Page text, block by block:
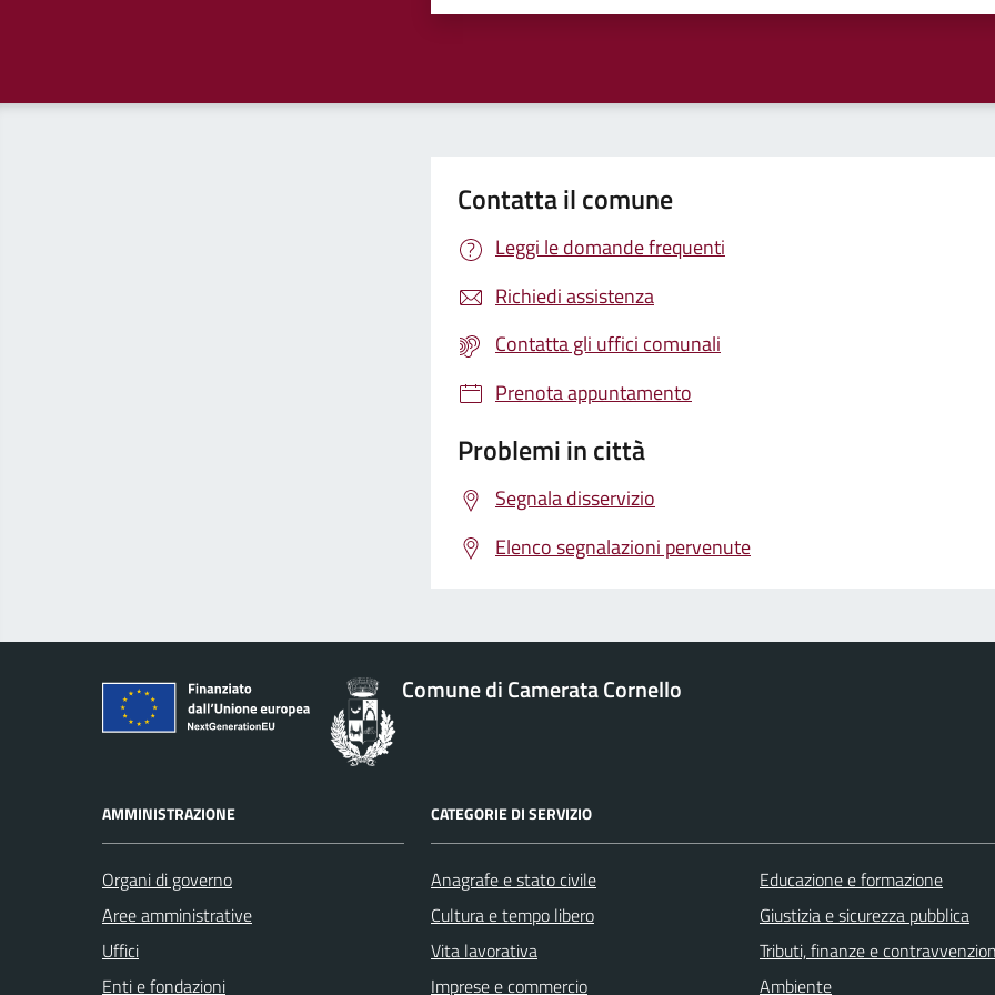
Contatta il comune
Leggi le domande frequenti
Richiedi assistenza
Contatta gli uffici comunali
Prenota appuntamento
Problemi in città
Segnala disservizio
Elenco segnalazioni pervenute
Comune di Camerata Cornello
AMMINISTRAZIONE
Organi di governo
Aree amministrative
Uffici
Enti e fondazioni
CATEGORIE DI SERVIZIO
Anagrafe e stato civile
Cultura e tempo libero
Vita lavorativa
Imprese e commercio
Educazione e formazione
Giustizia e sicurezza pubblica
Tributi, finanze e
Ambiente